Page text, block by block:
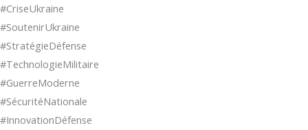
#CriseUkraine
#SoutenirUkraine
#StratégieDéfense
#TechnologieMilitaire
#GuerreModerne
#SécuritéNationale
#InnovationDéfense